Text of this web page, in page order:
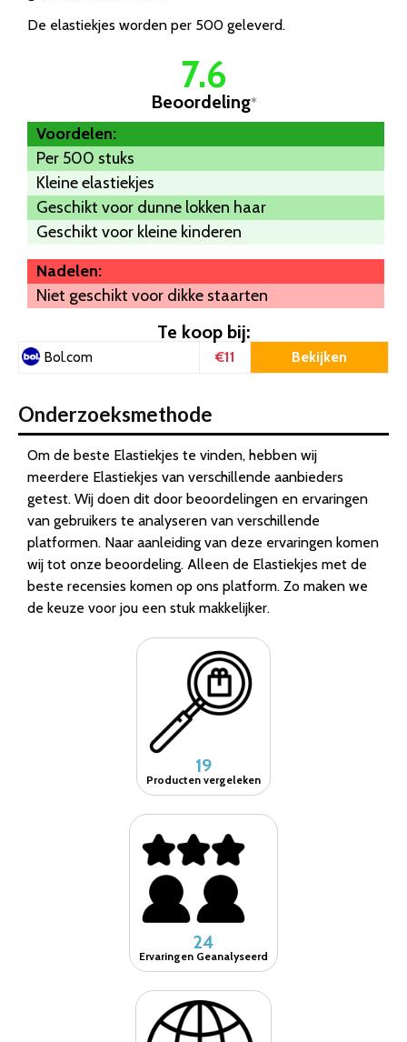
De elastiekjes worden per 500 geleverd.
7.6
Beoordeling*
Voordelen:
Per 500 stuks
Kleine elastiekjes
Geschikt voor dunne lokken haar
Geschikt voor kleine kinderen
Nadelen:
Niet geschikt voor dikke staarten
Te koop bij:
Bol.com €11 Bekijken
Onderzoeksmethode
Om de beste Elastiekjes te vinden, hebben wij
meerdere Elastiekjes van verschillende aanbieders
getest. Wij doen dit door beoordelingen en ervaringen
van gebruikers te analyseren van verschillende
platformen. Naar aanleiding van deze ervaringen komen
wij tot onze beoordeling. Alleen de Elastiekjes met de
beste recensies komen op ons platform. Zo maken we
de keuze voor jou een stuk makkelijker.
19
Producten vergeleken
24
Ervaringen Geanalyseerd